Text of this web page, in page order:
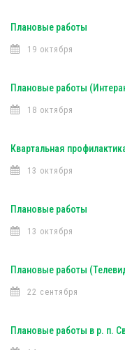
Плановые работы
19 октября
Плановые работы
18 октября
Квартальная
13 октября
Плановые работы
13 октября
Плановые работы
22 сентября
Плановые работы в р. п.